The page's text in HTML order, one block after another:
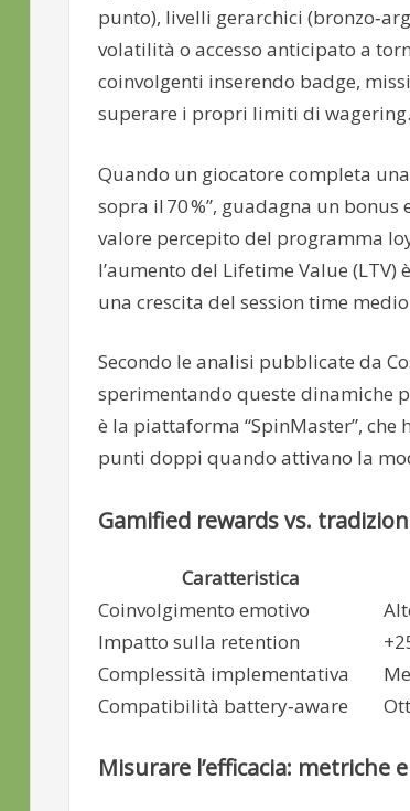
punto), livelli gerarchici
volatilità o accesso anticipato a
coinvolgenti inserendo badge,
superare i propri limiti di wagering.
Quando un giocatore completa
sopra il 70 %”, guadagna un
valore percepito del programma
l’aumento del Lifetime Value (LTV)
una crescita del session time medio
Secondo le analisi pubblicate da
sperimentando queste dinamiche
è la piattaforma “SpinMaster”,
punti doppi quando attivano la
Gamified rewards vs.
Caratteristica
Coinvolgimento emotivo
Impatto sulla retention
Complessità implementativa
Compatibilità battery‑aware
Misurare l’efficacia: metriche